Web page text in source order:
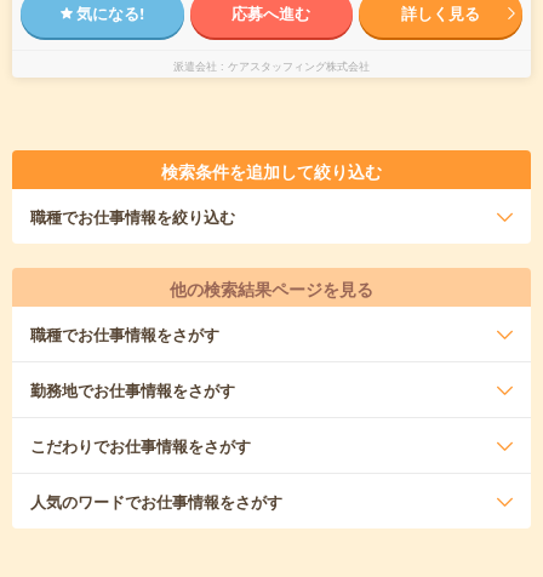
気になる! 応募へ進む 詳しく見る
派遣会社 ケアスタッフィング株式会社
検索条件を追加して絞り込む
職種でお仕事情報を絞り込む
他の検索結果ページを見る
職種でお仕事情報をさがす
勤務地でお仕事情報をさがす
こだわりでお仕事情報をさがす
人気のワードでお仕事情報をさがす